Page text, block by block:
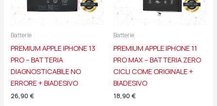
Batterie
PREMIUM APPLE IPHONE 13
PRO – BATTERIA
DIAGNOSTICABILE NO
ERRORE + BIADESIVO
26,90 €
Batterie
PREMIUM APPLE IPHONE 11
PRO MAX – BATTERIA ZERO
CICLI COME ORIGINALE +
BIADESIVO
18,90 €